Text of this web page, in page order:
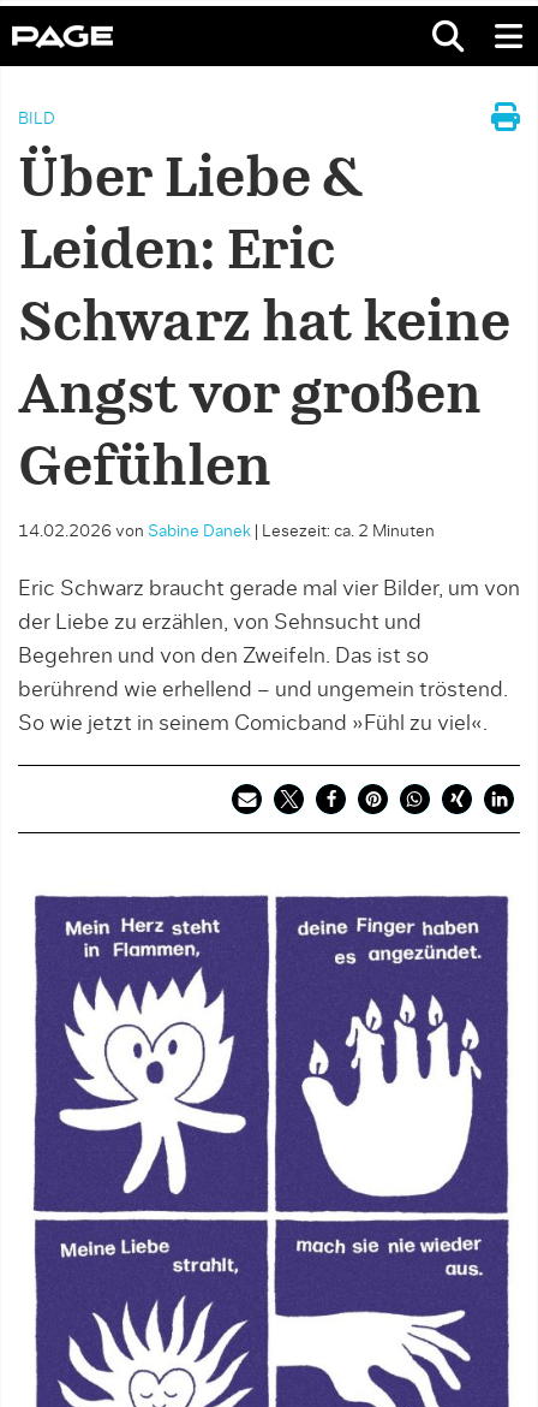
BILD
Über Liebe &
Leiden: Eric
Schwarz hat keine
Angst vor großen
Gefühlen
14.02.2026 von Sabine Danek Lesezeit: ca. 2 Minuten
Eric Schwarz braucht gerade mal vier Bilder, um von
der Liebe zu erzählen, von Sehnsucht und
Begehren und von den Zweifeln. Das ist so
berührend wie erhellend – und ungemein tröstend.
So wie jetzt in seinem Comicband »Fühl zu viel«.